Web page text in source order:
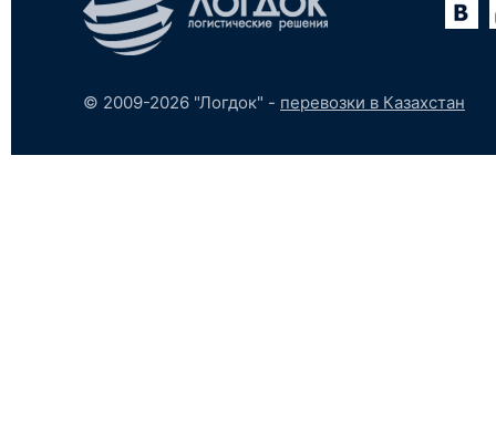
ВконтактеYouTubetumblr
SoundCloud
© 2009-2026 "Логдок" - перевозки в Казахстан